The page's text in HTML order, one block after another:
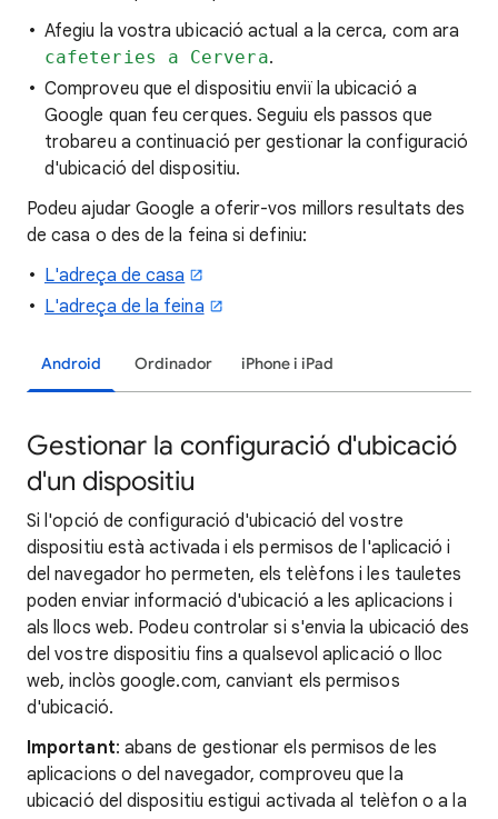
Afegiu la vostra ubicació actual a la cerca, com ara
cafeteries a Cervera.
Comproveu que el dispositiu enviï la ubicació a
Google quan feu cerques. Seguiu els passos que
trobareu a continuació per gestionar la configuració
d'ubicació del dispositiu.
Podeu ajudar Google a oferir-vos millors resultats des
de casa o des de la feina si definiu:
L'adreça de casa
L'adreça de la feina
Android Ordinador iPhone i iPad
Gestionar la configuració d'ubicació
d'un dispositiu
Si l'opció de configuració d'ubicació del vostre
dispositiu està activada i els permisos de l'aplicació i
del navegador ho permeten, els telèfons i les tauletes
poden enviar informació d'ubicació a les aplicacions i
als llocs web. Podeu controlar si s'envia la ubicació des
del vostre dispositiu fins a qualsevol aplicació o lloc
web, inclòs google.com, canviant els permisos
d'ubicació.
Important: abans de gestionar els permisos de les
aplicacions o del navegador, comproveu que la
ubicació del dispositiu estigui activada al telèfon o a la